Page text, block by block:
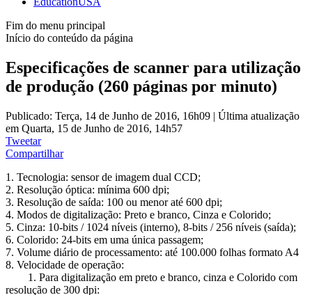
Fim do menu principal
Início do conteúdo da página
Especificações de scanner para utilização
de produção (260 páginas por minuto)
Publicado: Terça, 14 de Junho de 2016, 16h09 | Última atualização
em Quarta, 15 de Junho de 2016, 14h57
Tweetar
Compartilhar
1. Tecnologia: sensor de imagem dual CCD;
2. Resolução óptica: mínima 600 dpi;
3. Resolução de saída: 100 ou menor até 600 dpi;
4. Modos de digitalização: Preto e branco, Cinza e Colorido;
5. Cinza: 10-bits / 1024 níveis (interno), 8-bits / 256 níveis (saída);
6. Colorido: 24-bits em uma única passagem;
7. Volume diário de processamento: até 100.000 folhas formato A4
8. Velocidade de operação:
1. Para digitalização em preto e branco, cinza e Colorido com
resolução de 300 dpi: